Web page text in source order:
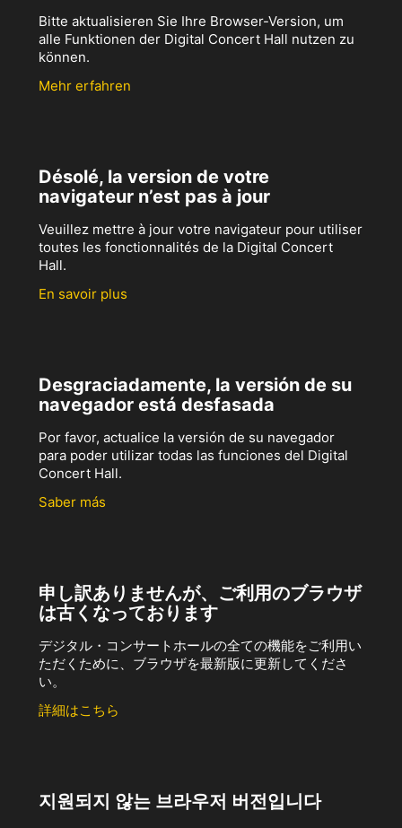
Bitte aktualisieren Sie Ihre Browser-Version, um
alle Funktionen der Digital Concert Hall nutzen zu
können.
Mehr erfahren
Désolé, la version de votre
navigateur n’est pas à jour
Veuillez mettre à jour votre navigateur pour utiliser
toutes les fonctionnalités de la Digital Concert
Hall.
En savoir plus
Desgraciadamente, la versión de su
navegador está desfasada
Por favor, actualice la versión de su navegador
para poder utilizar todas las funciones del Digital
Concert Hall.
Saber más
申し訳ありませんが、ご利用のブラウザ
は古くなっております
デジタル・コンサートホールの全ての機能をご利用い
ただくために、ブラウザを最新版に更新してくださ
い。
詳細はこちら
지원되지 않는 브라우저 버전입니다